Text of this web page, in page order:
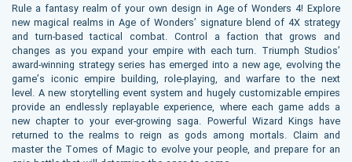
Rule a fantasy realm of your own design in Age of Wonders 4! Explore
new magical realms in Age of Wonders’ signature blend of 4X strategy
and turn-based tactical combat. Control a faction that grows and
changes as you expand your empire with each turn. Triumph Studios’
award-winning strategy series has emerged into a new age, evolving the
game’s iconic empire building, role-playing, and warfare to the next
level. A new storytelling event system and hugely customizable empires
provide an endlessly replayable experience, where each game adds a
new chapter to your ever-growing saga. Powerful Wizard Kings have
returned to the realms to reign as gods among mortals. Claim and
master the Tomes of Magic to evolve your people, and prepare for an